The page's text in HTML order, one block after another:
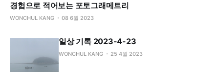
경험으로 적어보는 포토그래메트리
WONCHUL KANG 08 6월 2023
일상 기록 2023-4-23
WONCHUL KANG 25 4월 2023